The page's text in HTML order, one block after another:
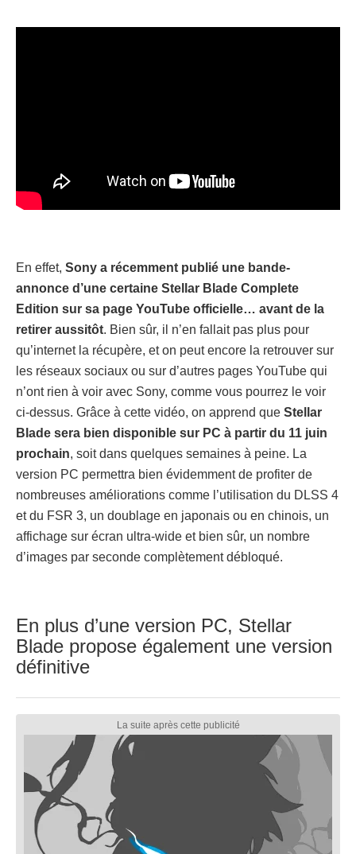
En effet, Sony a récemment publié une bande-
annonce d’une certaine Stellar Blade Complete
Edition sur sa page YouTube officielle… avant de la
retirer aussitôt. Bien sûr, il n’en fallait pas plus pour
qu’internet la récupère, et on peut encore la retrouver sur
les réseaux sociaux ou sur d’autres pages YouTube qui
n’ont rien à voir avec Sony, comme vous pourrez le voir
ci-dessus. Grâce à cette vidéo, on apprend que Stellar
Blade sera bien disponible sur PC à partir du 11 juin
prochain, soit dans quelques semaines à peine. La
version PC permettra bien évidemment de profiter de
nombreuses améliorations comme l’utilisation du DLSS 4
et du FSR 3, un doublage en japonais ou en chinois, un
affichage sur écran ultra-wide et bien sûr, un nombre
d’images par seconde complètement débloqué.
En plus d’une version PC, Stellar
Blade propose également une version
définitive